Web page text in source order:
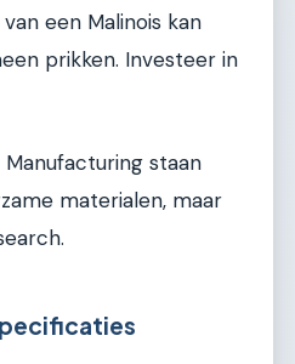
een Malinois kan
prikken. Investeer in
Manufacturing staan
materialen, maar